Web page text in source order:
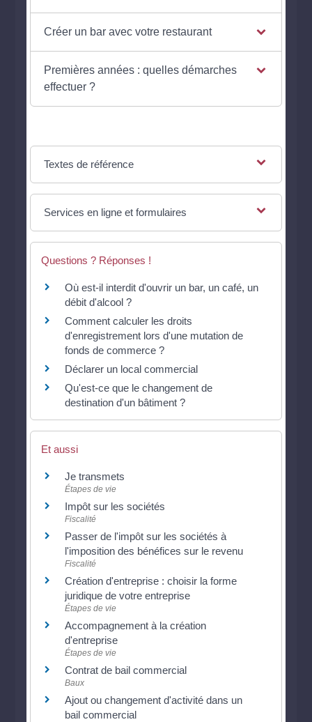
Créer un bar avec votre restaurant
Premières années : quelles démarches
effectuer ?
Textes de référence
Services en ligne et formulaires
Questions ? Réponses !
Où est-il interdit d'ouvrir un bar, un café, un
débit d'alcool ?
Comment calculer les droits
d'enregistrement lors d'une mutation de
fonds de commerce ?
Déclarer un local commercial
Qu'est-ce que le changement de
destination d'un bâtiment ?
Et aussi
Je transmets
Étapes de vie
Impôt sur les sociétés
Fiscalité
Passer de l'impôt sur les sociétés à
l'imposition des bénéfices sur le revenu
Fiscalité
Création d'entreprise : choisir la forme
juridique de votre entreprise
Étapes de vie
Accompagnement à la création
d'entreprise
Étapes de vie
Contrat de bail commercial
Baux
Ajout ou changement d'activité dans un
bail commercial